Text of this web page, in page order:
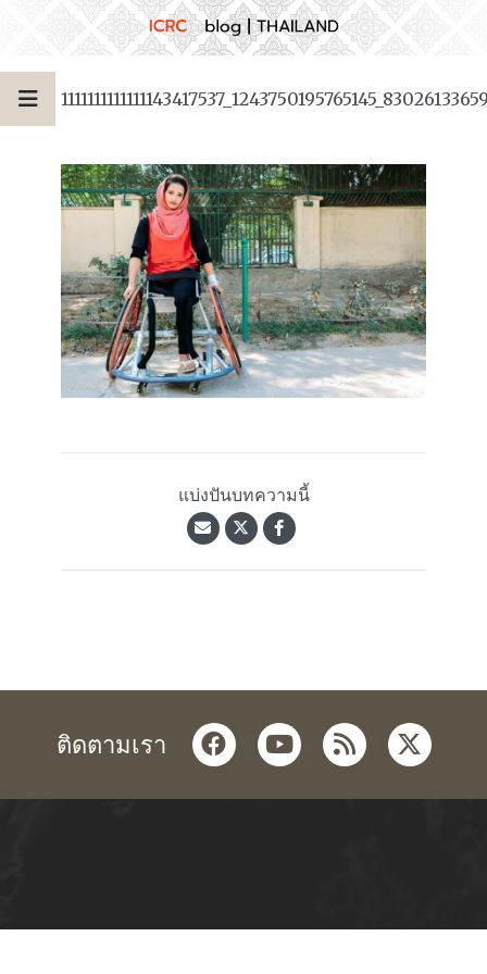
แบ่งปันบทความนี้
ติดตามเรา facebookyoutube
rss twitter